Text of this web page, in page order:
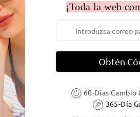
¡Toda la web
Obtén
60-Días
365-Día